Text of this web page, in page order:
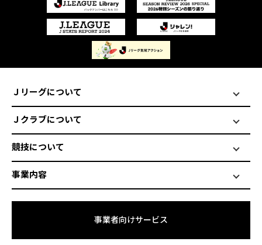
Ｊリーグについて
Ｊクラブについて
競技について
事業内容
事業者向けサービス